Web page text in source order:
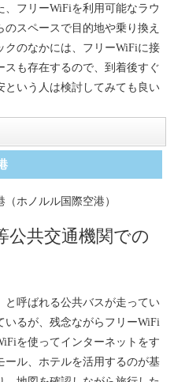
フリーWiFiを利用可能なラウ
スペースで目的地や乗り換え
クのなかには、フリーWiFiに接
も存在するので、到着後すぐ
という人は検討してみても良い
前述の通り。そのほかラウンジ
のカウンターなどでパスワー
ホノルル国際空港）
共交通機関での
呼ばれる公共バスが走ってい
いるが、残念ながらフリーWiFi
を使ってインターネットをす
ール、ホテルを活用するのが基